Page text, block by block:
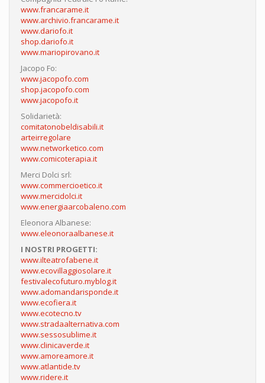
www.francarame.it
www.archivio.francarame.it
www.dariofo.it
shop.dariofo.it
www.mariopirovano.it
Jacopo Fo:
www.jacopofo.com
shop.jacopofo.com
www.jacopofo.it
Solidarietà:
comitatonobeldisabili.it
arteirregolare
www.networketico.com
www.comicoterapia.it
Merci Dolci srl:
www.commercioetico.it
www.mercidolci.it
www.energiaarcobaleno.com
Eleonora Albanese:
www.eleonoraalbanese.it
I NOSTRI PROGETTI:
www.ilteatrofabene.it
www.ecovillaggiosolare.it
festivalecofuturo.myblog.it
www.adomandarisponde.it
www.ecofiera.it
www.ecotecno.tv
www.stradaalternativa.com
www.sessosublime.it
www.clinicaverde.it
www.amoreamore.it
www.atlantide.tv
www.ridere.it